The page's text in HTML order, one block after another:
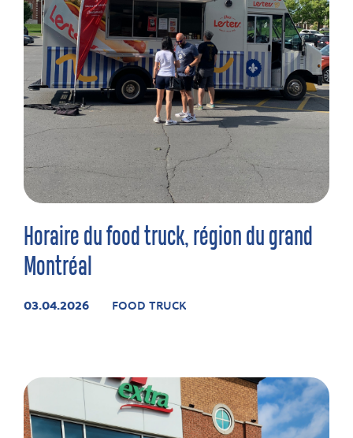
Horaire du food truck, région du grand
Montréal
03.04.2026 FOOD TRUCK